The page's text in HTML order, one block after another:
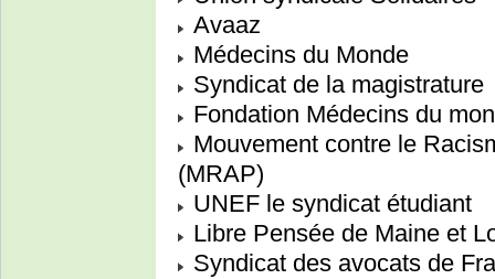
Avaaz
Médecins du Monde
Syndicat de la magistrature
Fondation Médecins du
Mouvement contre le
(MRAP)
UNEF le syndicat étudiant
Libre Pensée de Maine et
Syndicat des avocats de